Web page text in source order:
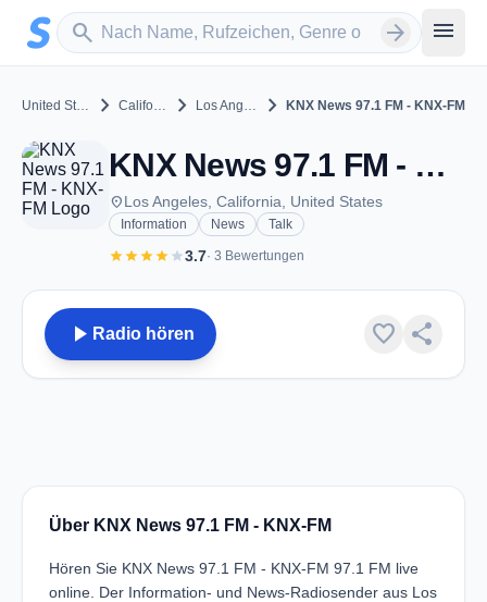
Zum Hauptinhalt springen
search
Sender suchen arrow_forward menu
United States chevron_right California chevron_right Los Angeles chevron_right KNX News 97.1 FM - KNX-FM
KNX News 97.1 FM - KNX-FM - FM 97.1 - Los Angeles, CA
placeLos Angeles, California, United States
Information News Talk
starstarstarstarstar3.7· 3 Bewertungen
play_arrow Radio hören favorite share
Über KNX News 97.1 FM - KNX-FM
Hören Sie KNX News 97.1 FM - KNX-FM 97.1 FM live
online. Der Information- und News-Radiosender aus Los